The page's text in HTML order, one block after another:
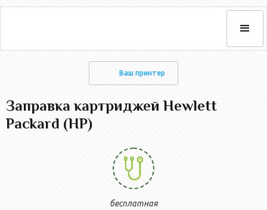
Ваш принтер
Заправка картриджей Hewlett
Packard (HP)
бесплатная